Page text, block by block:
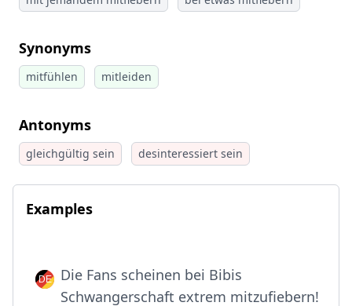
Synonyms
mitfühlen mitleiden
Antonyms
gleichgültig sein desinteressiert sein
Examples
Die Fans scheinen bei Bibis
Schwangerschaft extrem mitzufiebern!